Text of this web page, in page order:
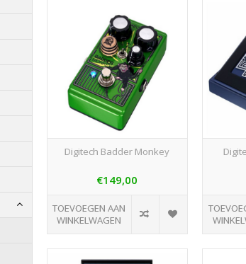
Digitech Badder Monkey
€149,00
TOEVOEGEN AAN
WINKELWAGEN